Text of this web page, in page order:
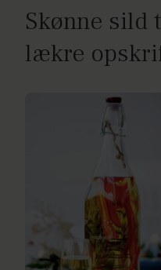
Skønne sild
lækre